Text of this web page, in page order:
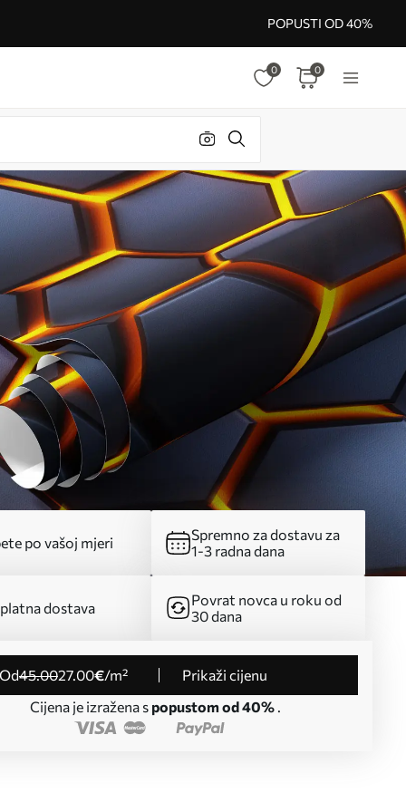
POPUSTI OD 40%
0 0
po vašoj mjeri
Spremno za dostavu za
1-3 radna dana
dostava
Povrat novca u roku od
30 dana
od45.0027.00€/m²
Prikaži cijenu
Cijena je izražena s popustom od 40%.